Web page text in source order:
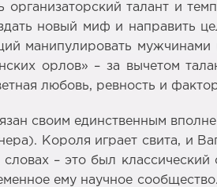
талант и
новый миф и направить
манипулировать
орлов» – за вычетом
любовь, ревность и
своим единственным
Короля играет свита, и
– это был
ему научное